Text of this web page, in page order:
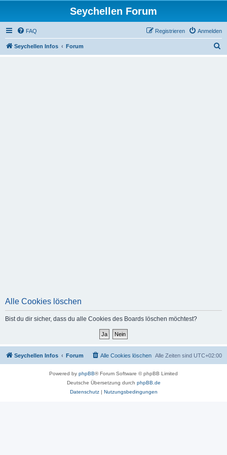
Seychellen Forum
FAQ Anmelden
Registrieren
Seychellen Infos Forum
Alle Cookies löschen
Bist du dir sicher, dass du alle Cookies des Boards löschen möchtest?
Seychellen Infos Forum Alle Zeiten sind UTC+02:00
Alle Cookies löschen
Powered by phpBB® Forum Software © phpBB Limited
Deutsche Übersetzung durch phpBB.de
Datenschutz| Nutzungsbedingungen